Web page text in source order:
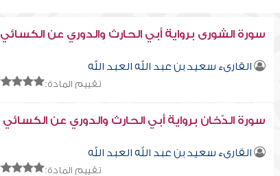
سورة الشورى برواية أبي الحارث والدوري عن الكسائي
القارىء سعيد بن عبد الله العبد الله
تقييم المادة:
سورة الدّخان برواية أبي الحارث والدوري عن الكسائي
القارىء سعيد بن عبد الله العبد الله
تقييم المادة: